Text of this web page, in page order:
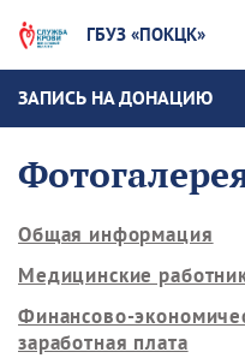
ГБУЗ «ПОКЦК»
ЗАПИСЬ НА ДОНАЦИЮ
Общая информация
Медицинские
Финансово-
заработная плата